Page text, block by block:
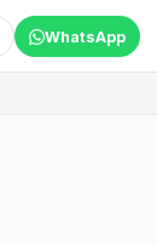
WhatsApp